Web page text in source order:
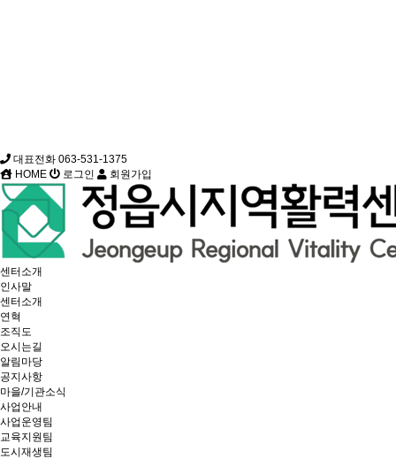
대표전화 063-531-1375
HOME
로그인 회원가입
센터소개
인사말
센터소개
연혁
조직도
오시는길
알림마당
공지사항
마을/기관소식
사업안내
사업운영팀
교육지원팀
도시재생팀